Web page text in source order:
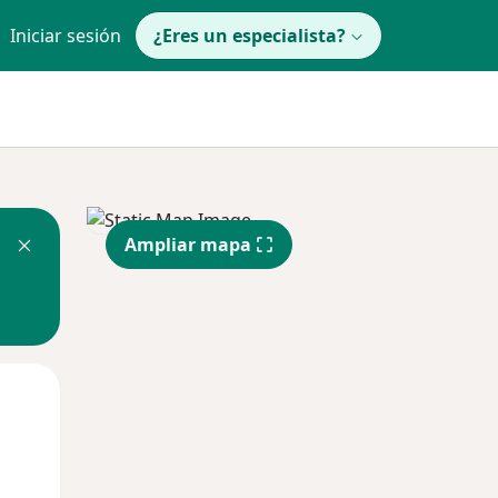
Iniciar sesión ¿Eres un especialista?
Ampliar mapa